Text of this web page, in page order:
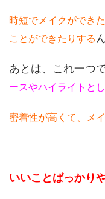
時短でメイクができ
ことができたりする
あとは、これ一つ
ースやハイライトと
密着性が高くて、メ
いいことばっかり